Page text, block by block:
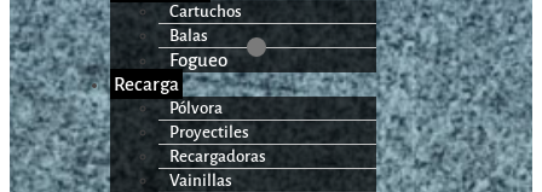
Cartuchos
Balas
Fogueo
Recarga
Pólvora
Proyectiles
Recargadoras
Vainillas